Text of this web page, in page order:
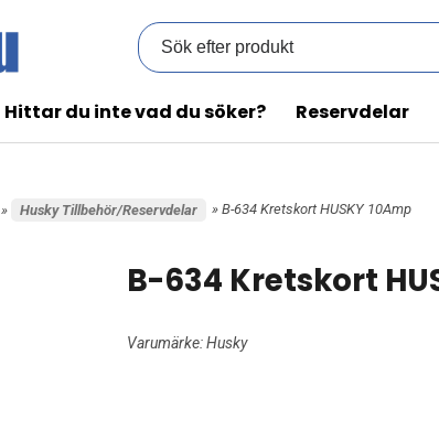
Hittar du inte vad du söker? Reservdelar
» Husky Tillbehör/Reservdelar » B-634 Kretskort HUSKY 10Amp
B-634 Kretskort
Varumärke:Husky